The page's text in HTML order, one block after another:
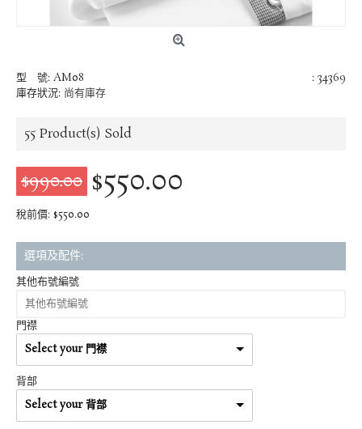
: 34369
型 號: AM08
庫存狀況: 尚有庫存
55 Product(s) Sold
$990.00 $550.00
稅前價: $550.00
選項及配件:
其他布號編號
門襟
Select your 門襟
背部
Select your 背部